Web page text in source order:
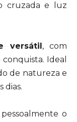
cruzada e luz
versátil, com
Ideal
de natureza e
dias.
o